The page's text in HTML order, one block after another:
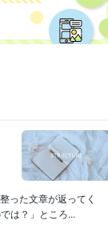
った文章が返ってく
は？」ところ...